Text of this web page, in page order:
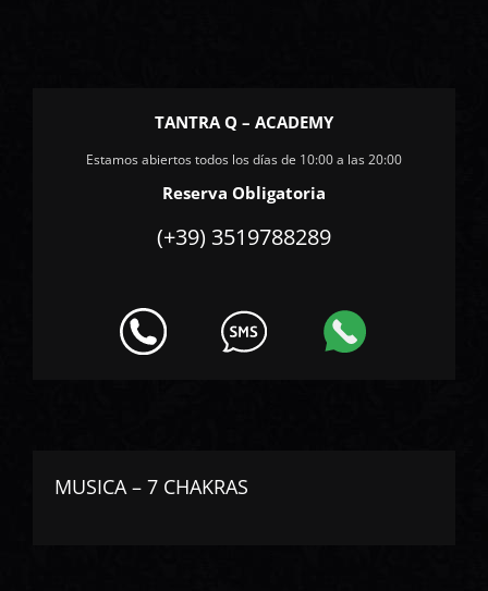
TANTRA Q – ACADEMY
Estamos abiertos todos los días de 10:00 a las 20:00
Reserva Obligatoria
(+39) 3519788289
MUSICA – 7 CHAKRAS